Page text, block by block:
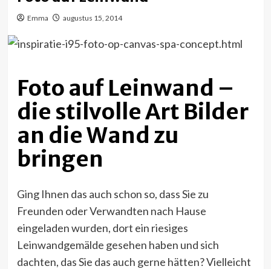
Emma augustus 15, 2014
Foto auf Leinwand –
die stilvolle Art Bilder
an die Wand zu
bringen
Ging Ihnen das auch schon so, dass Sie zu
Freunden oder Verwandten nach Hause
eingeladen wurden, dort ein riesiges
Leinwandgemälde gesehen haben und sich
dachten, das Sie das auch gerne hätten? Vielleicht